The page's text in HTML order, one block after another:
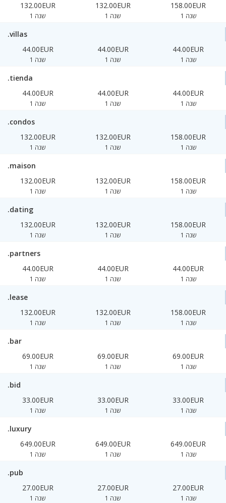
132.00EUR
1 שנה
132.00EUR
1 שנה
158.00EUR
1 שנה
.villas
44.00EUR
1 שנה
44.00EUR
1 שנה
44.00EUR
1 שנה
.tienda
44.00EUR
1 שנה
44.00EUR
1 שנה
44.00EUR
1 שנה
.condos
132.00EUR
1 שנה
132.00EUR
1 שנה
158.00EUR
1 שנה
.maison
132.00EUR
1 שנה
132.00EUR
1 שנה
158.00EUR
1 שנה
.dating
132.00EUR
1 שנה
132.00EUR
1 שנה
158.00EUR
1 שנה
.partners
44.00EUR
1 שנה
44.00EUR
1 שנה
44.00EUR
1 שנה
.lease
132.00EUR
1 שנה
132.00EUR
1 שנה
158.00EUR
1 שנה
.bar
69.00EUR
1 שנה
69.00EUR
1 שנה
69.00EUR
1 שנה
.bid
33.00EUR
1 שנה
33.00EUR
1 שנה
33.00EUR
1 שנה
.luxury
649.00EUR
1 שנה
649.00EUR
1 שנה
649.00EUR
1 שנה
.pub
27.00EUR
1 שנה
27.00EUR
1 שנה
27.00EUR
1 שנה